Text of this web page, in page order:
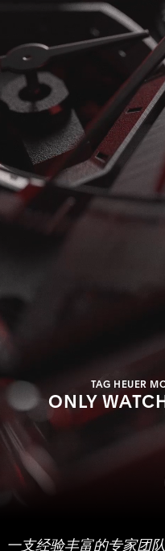
TAG HEUER
ONLY
一支经验丰富的专家团